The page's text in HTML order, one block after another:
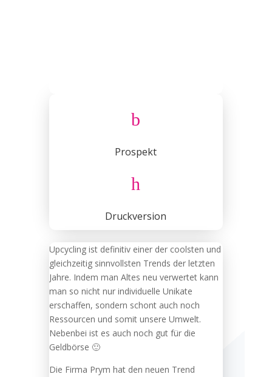
b
Prospekt
h
Druckversion
Upcycling ist definitiv einer der coolsten und
gleichzeitig sinnvollsten Trends der letzten
Jahre. Indem man Altes neu verwertet kann
man so nicht nur individuelle Unikate
erschaffen, sondern schont auch noch
Ressourcen und somit unsere Umwelt.
Nebenbei ist es auch noch gut für die
Geldbörse 🙂
Die Firma Prym hat den neuen Trend